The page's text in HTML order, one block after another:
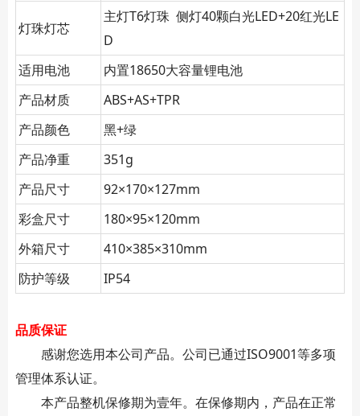
灯珠灯芯
主灯T6灯珠 侧灯40颗白光LED+20红光LE
D
适用电池
内置18650大容量锂电池
产品材质
ABS+AS+TPR
产品颜色
黑+绿
产品净重
351g
产品尺寸
92×170×127mm
彩盒尺寸
180×95×120mm
外箱尺寸
410×385×310mm
防护等级
IP54
品质保证
感谢您选用本公司产品。公司已通过ISO9001等多项
管理体系认证。
本产品整机保修期为壹年。在保修期内，产品在正常